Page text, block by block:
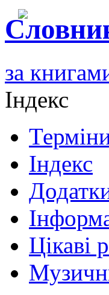
за
Індекс
Індекс
Цікаві